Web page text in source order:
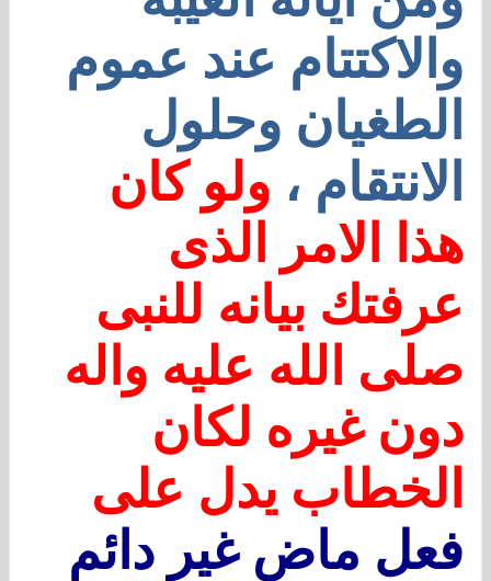
والاكتتام عند عموم
الطغيان وحلول
الانتقام ، ولو كان
هذا الامر الذى
عرفتك بيانه للنبى
صلى الله عليه واله
دون غيره لكان
الخطاب يدل على
فعل ماض غير دائم